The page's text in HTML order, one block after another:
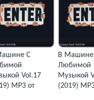
С
Vol.17
MP3 от
В Машине
Любимой
Музыкой
(2019)